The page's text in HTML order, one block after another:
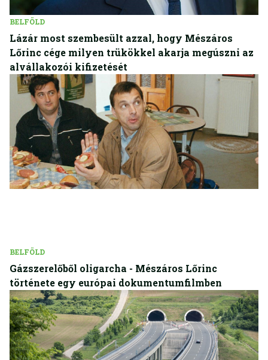
BELFÖLD
Lázár most szembesült azzal, hogy Mészáros
Lőrinc cége milyen trükökkel akarja megúszni az
alvállakozói kifizetését
BELFÖLD
Gázszerelőből oligarcha - Mészáros Lőrinc
története egy európai dokumentumfilmben